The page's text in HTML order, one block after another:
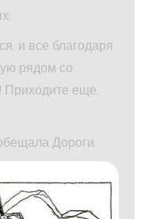
и все благодаря
рядом со
Приходите еще,
Дороги.